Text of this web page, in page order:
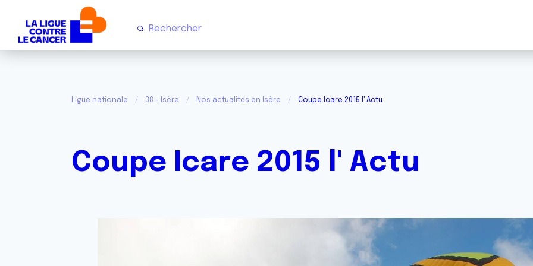
Ligue nationale 38 - Isère Nos actualités en Isère Coupe Icare 2015 l' Actu
Coupe Icare 2015 l' Actu